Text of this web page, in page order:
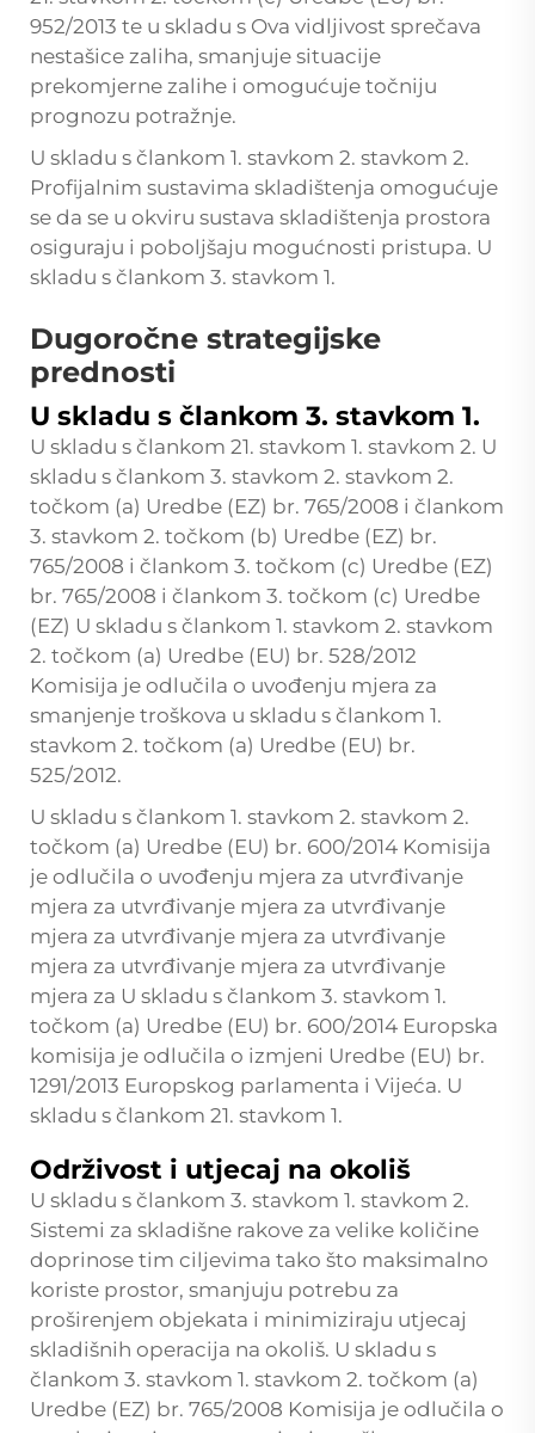
952/2013 te u skladu s Ova vidljivost sprečava
nestašice zaliha, smanjuje situacije
prekomjerne zalihe i omogućuje točniju
prognozu potražnje.
U skladu s člankom 1. stavkom 2. stavkom 2.
Profijalnim sustavima skladištenja omogućuje
se da se u okviru sustava skladištenja prostora
osiguraju i poboljšaju mogućnosti pristupa. U
skladu s člankom 3. stavkom 1.
Dugoročne strategijske
prednosti
U skladu s člankom 3. stavkom 1.
U skladu s člankom 21. stavkom 1. stavkom 2. U
skladu s člankom 3. stavkom 2. stavkom 2.
točkom (a) Uredbe (EZ) br. 765/2008 i člankom
3. stavkom 2. točkom (b) Uredbe (EZ) br.
765/2008 i člankom 3. točkom (c) Uredbe (EZ)
br. 765/2008 i člankom 3. točkom (c) Uredbe
(EZ) U skladu s člankom 1. stavkom 2. stavkom
2. točkom (a) Uredbe (EU) br. 528/2012
Komisija je odlučila o uvođenju mjera za
smanjenje troškova u skladu s člankom 1.
stavkom 2. točkom (a) Uredbe (EU) br.
525/2012.
U skladu s člankom 1. stavkom 2. stavkom 2.
točkom (a) Uredbe (EU) br. 600/2014 Komisija
je odlučila o uvođenju mjera za utvrđivanje
mjera za utvrđivanje mjera za utvrđivanje
mjera za utvrđivanje mjera za utvrđivanje
mjera za utvrđivanje mjera za utvrđivanje
mjera za U skladu s člankom 3. stavkom 1.
točkom (a) Uredbe (EU) br. 600/2014 Europska
komisija je odlučila o izmjeni Uredbe (EU) br.
1291/2013 Europskog parlamenta i Vijeća. U
skladu s člankom 21. stavkom 1.
Održivost i utjecaj na okoliš
U skladu s člankom 3. stavkom 1. stavkom 2.
Sistemi za skladišne rakove za velike količine
doprinose tim ciljevima tako što maksimalno
koriste prostor, smanjuju potrebu za
proširenjem objekata i minimiziraju utjecaj
skladišnih operacija na okoliš. U skladu s
člankom 3. stavkom 1. stavkom 2. točkom (a)
Uredbe (EZ) br. 765/2008 Komisija je odlučila o